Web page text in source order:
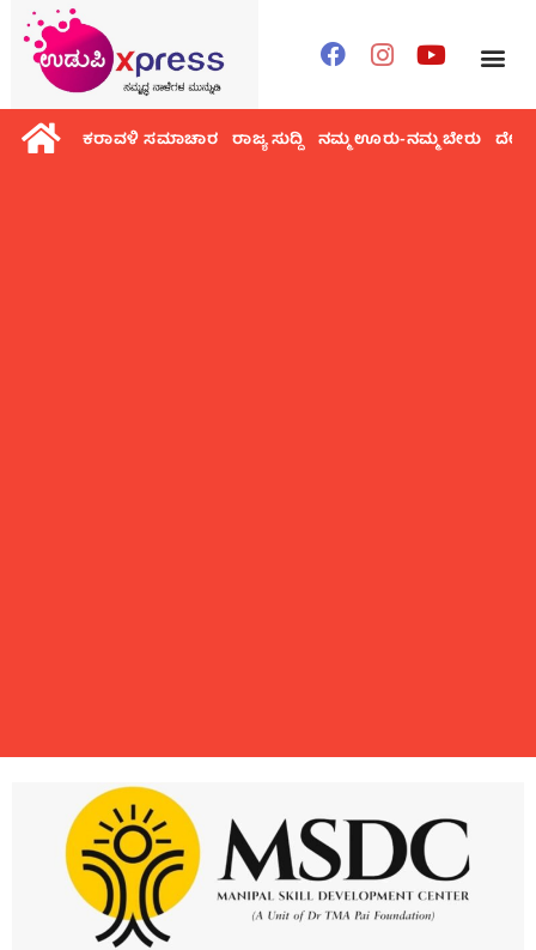
ಕರಾವಳಿ ಸಮಾಚಾರ ರಾಜ್ಯ ಸುದ್ದಿ ನಮ್ಮ ಊರು-ನಮ್ಮ ಬೇರು ದೇಶ